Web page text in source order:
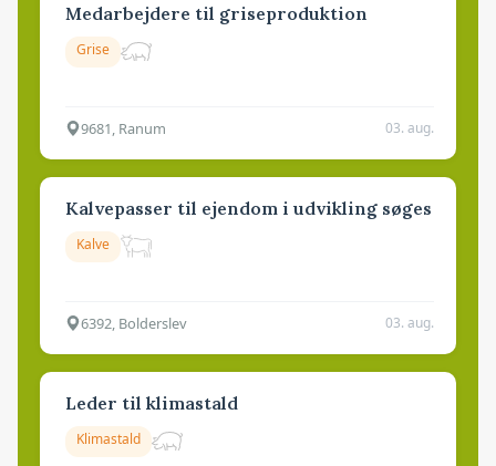
Medarbejdere til griseproduktion
Grise
9681, Ranum 03. aug.
Kalvepasser til ejendom i udvikling søges
Kalve
6392, Bolderslev 03. aug.
Leder til klimastald
Klimastald